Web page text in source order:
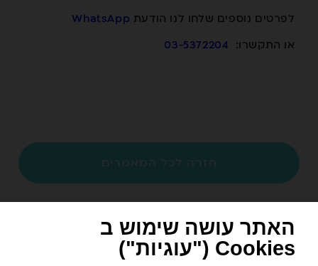
לפרטים נוספים שלחו לנו הודעת WhatsApp
או התקשרו: 03-5372204
חזרה לכל המאמרים
ניווט מהיר
האתר עושה שימוש ב
Cookies ("עוגיות")